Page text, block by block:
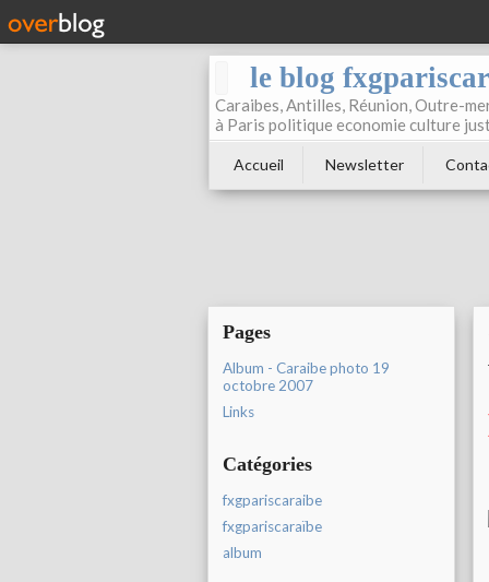
le blog
Caraibes, Antilles, Réunion, Outre-
à Paris politique economie culture
Accueil Newsletter
Pages
Album - Caraibe photo 19
octobre 2007
Links
Catégories
fxgpariscaraibe
fxgpariscaraïbe
album